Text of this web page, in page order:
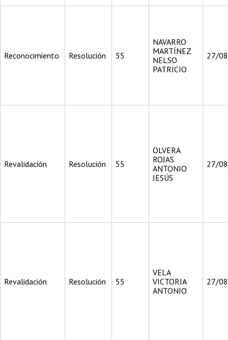
Reconocimiento Resolución 55
NAVARRO
MARTÍNEZ
NELSO
PATRICIO
27/
Revalidación Resolución 55
OLVERA
ROJAS
ANTONIO
JESÚS
27/
Revalidación Resolución 55
VELA
VICTORIA
ANTONIO
27/